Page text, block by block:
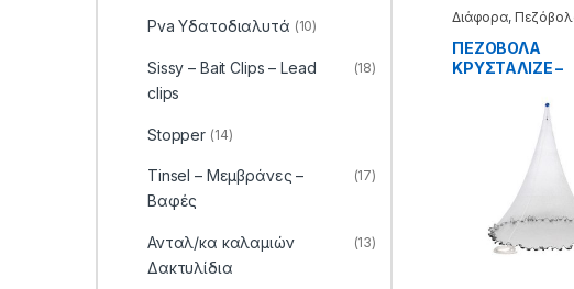
Διάφορα,
ΠΕΖΟΒΟΛΑ
KPYΣTAΛIZE –
Pva Υδατοδιαλυτά (10)
Sissy – Bait Clips – Lead
clips
(18)
Stopper (14)
Tinsel – Μεμβράνες –
Βαφές
(17)
Ανταλ/κα καλαμιών
Δακτυλίδια
(13)